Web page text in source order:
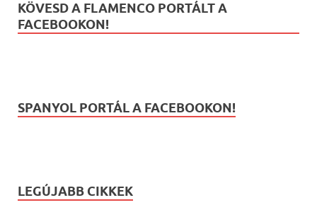
KÖVESD A FLAMENCO PORTÁLT A
FACEBOOKON!
SPANYOL PORTÁL A FACEBOOKON!
LEGÚJABB CIKKEK